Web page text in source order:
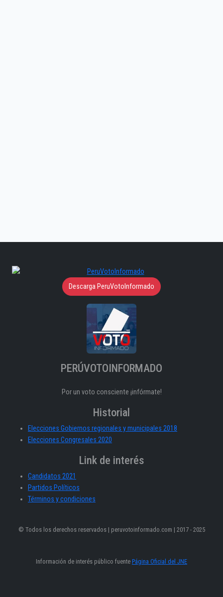
Descarga PeruVotoInformado
PERÚVOTOINFORMADO
Por un voto consciente ¡infórmate!
Historial
Elecciones Gobiernos regionales y municipales 2018
Elecciones Congresales 2020
Link de interés
Candidatos 2021
Partidos Políticos
Términos y condiciones
© Todos los derechos reservados | peruvotoinformado.com | 2017 - 2025
Información de interés público fuente Página Oficial del JNE